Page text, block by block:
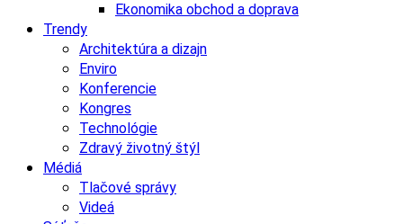
Ekonomika obchod a doprava
Trendy
Architektúra a dizajn
Enviro
Konferencie
Kongres
Technológie
Zdravý životný štýl
Médiá
Tlačové správy
Videá